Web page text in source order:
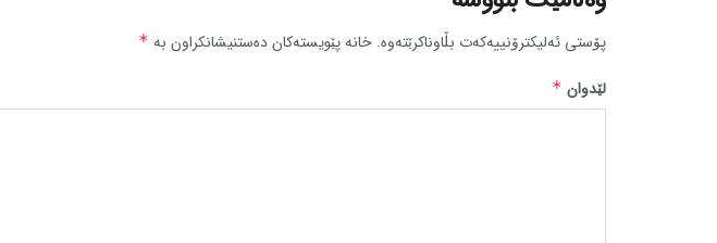
پۆستی ئەلیکترۆنییەکەت بڵاوناکرێتەوە. خانە پێویستەکان دەستنیشانکراون بە *
لێدوان *